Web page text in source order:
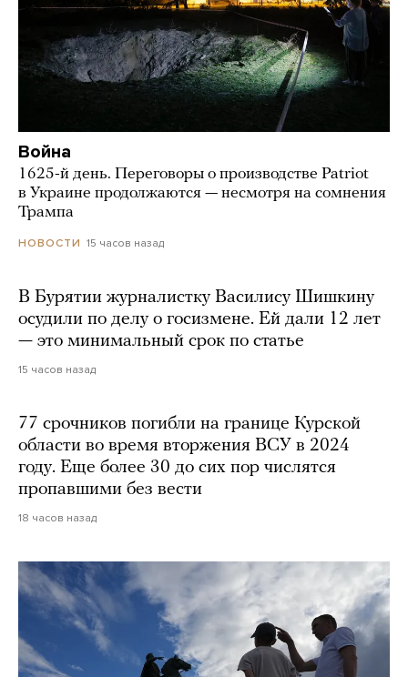
Война
1625-й день. Переговоры о производстве Patriot
в Украине продолжаются — несмотря на сомнения
Трампа
НОВОСТИ 15 часов назад
В Бурятии журналистку Василису Шишкину
осудили по делу о госизмене. Ей дали 12 лет
— это минимальный срок по статье
15 часов назад
77 срочников погибли на границе Курской
области во время вторжения ВСУ в 2024
году. Еще более 30 до сих пор числятся
пропавшими без вести
18 часов назад